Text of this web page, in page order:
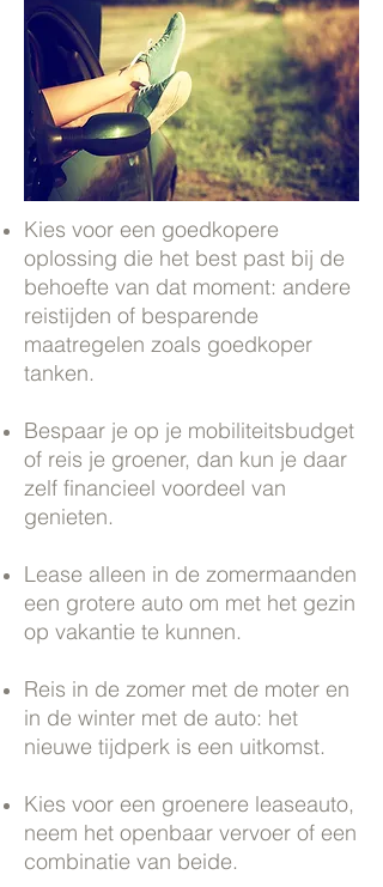
Kies voor een goedkopere
oplossing die het best past bij de
behoefte van dat moment: andere
reistijden of besparende
maatregelen zoals goedkoper
tanken.
Bespaar je op je mobiliteitsbudget
of reis je groener, dan kun je daar
zelf financieel voordeel van
genieten.
Lease alleen in de zomermaanden
een grotere auto om met het gezin
op vakantie te kunnen.
Reis in de zomer met de moter en
in de winter met de auto: het
nieuwe tijdperk is een uitkomst.
Kies voor een groenere leaseauto,
neem het openbaar vervoer of een
combinatie van beide. ​